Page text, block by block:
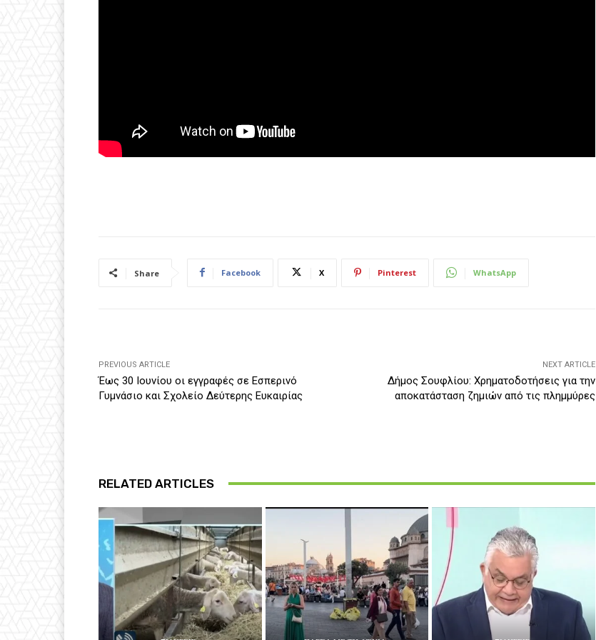
Share Facebook X Pinterest WhatsApp
PREVIOUS ARTICLE
Έως 30 Ιουνίου οι εγγραφές σε Εσπερινό
Γυμνάσιο και Σχολείο Δεύτερης Ευκαιρίας
NEXT ARTICLE
Δήμος Σουφλίου: Χρηματοδοτήσεις για την
αποκατάσταση ζημιών από τις πλημμύρες
RELATED ARTICLES